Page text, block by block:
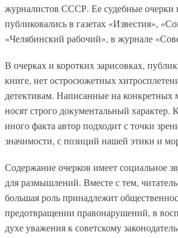
журналистов СССР. Ее судебные очерки
публиковались в газетах «Известия»,
«Челябинский рабочий», в журнале
В очерках и коротких зарисовках,
книге, нет остросюжетных
детективам. Написанные на конкретных
носят строго документальный характер.
иного факта автор подходит с точки
значимости, с позиций нашей этики и
Содержание очерков имеет социальное
для размышлений. Вместе с тем,
большая роль принадлежит
предотвращении правонарушений, в
духе уважения к советскому